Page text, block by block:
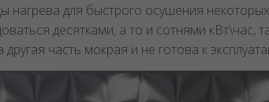
нагрева для быстрого осушения
десятками, а то и сотнями
часть мокрая и не готова к